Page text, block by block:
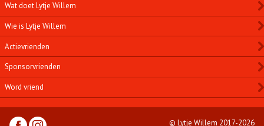
Wat doet Lytje Willem
Wie is Lytje Willem
Actievrienden
Sponsorvrienden
Word vriend
© Lytje Willem 2017-2026